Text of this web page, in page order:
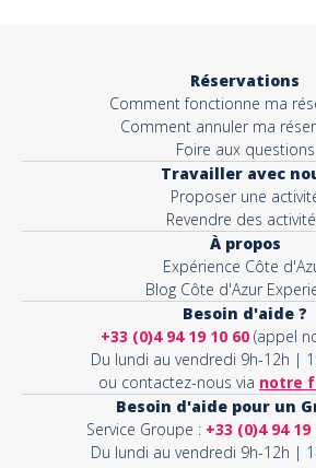
Réservations
Comment fonctionne ma
Comment annuler ma
Foire aux questions
Travailler avec
Proposer une
Revendre des
À propos
Expérience Côte
Blog Côte d'Azur
Besoin d'aide ?
+33 (0)4 94 19 10 60 (appel
Du lundi au vendredi 9h-12h |
ou contactez-nous via notre
Besoin d'aide pour un
Service Groupe : +33 (0)4 94 19
Du lundi au vendredi 9h-12h |